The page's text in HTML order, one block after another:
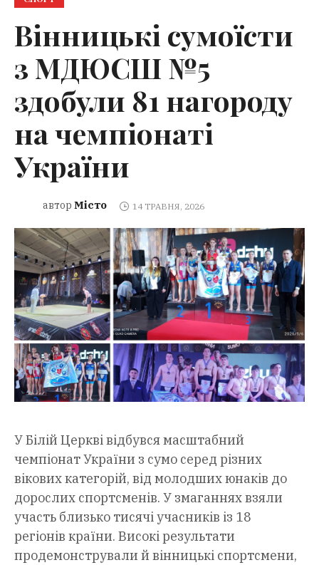
Вінницькі сумоїсти
з МДЮСШ №5
здобули 81 нагороду
на чемпіонаті
України
автор Місто 14 ТРАВНЯ, 2026
У Білій Церкві відбувся масштабний
чемпіонат України з сумо серед різних
вікових категорій, від молодших юнаків до
дорослих спортсменів. У змаганнях взяли
участь близько тисячі учасників із 18
регіонів країни. Високі результати
продемонстрували й вінницькі спортсмени,